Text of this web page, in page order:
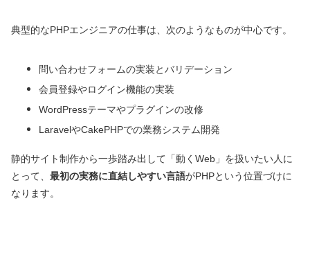
典型的なPHPエンジニアの仕事は、次のようなものが中心です。
問い合わせフォームの実装とバリデーション
会員登録やログイン機能の実装
WordPressテーマやプラグインの改修
LaravelやCakePHPでの業務システム開発
静的サイト制作から一歩踏み出して「動くWeb」を扱いたい人に
とって、 最初の実務に直結しやすい言語がPHPという位置づけに
なります。